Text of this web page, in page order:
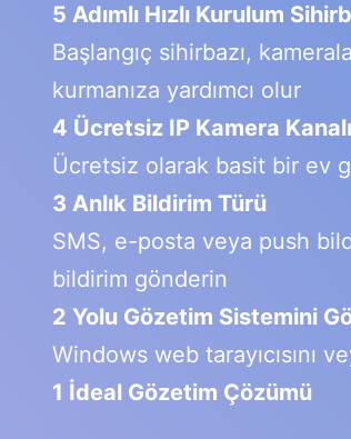
5 Adımlı Hızlı Kurulum
Başlangıç sihirbazı,
kurmanıza yardımcı olur
4 Ücretsiz IP Kamera Kanalı
Ücretsiz olarak basit bir ev
3 Anlık Bildirim Türü
SMS, e-posta veya push
bildirim gönderin
2 Yolu Gözetim Sistemini
Windows web tarayıcısını
1 İdeal Gözetim Çözümü